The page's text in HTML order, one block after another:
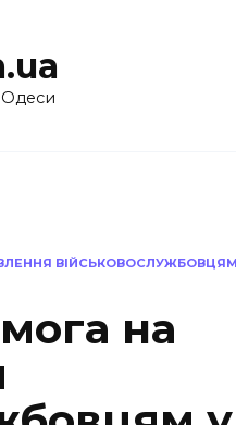
Одеси
ВІЙСЬКОВОСЛУЖБОВЦЯМ
на